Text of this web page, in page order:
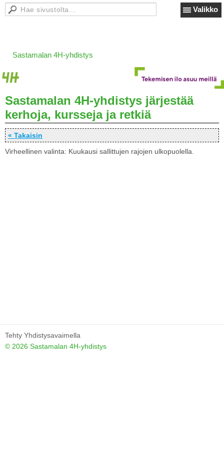
Valikko
Sastamalan 4H-yhdistys
Sastamalan 4H-yhdistys järjestää
kerhoja, kursseja ja retkiä
« Takaisin
Virheellinen valinta: Kuukausi sallittujen rajojen ulkopuolella.
Tehty Yhdistysavaimella
© 2026 Sastamalan 4H-yhdistys